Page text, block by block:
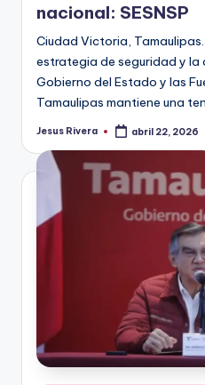
nacional: SESNSP
Ciudad Victoria,
estrategia de seguridad y la
Gobierno del Estado y las
Tamaulipas mantiene una
Publicado
Jesus Rivera abril 22, 2026